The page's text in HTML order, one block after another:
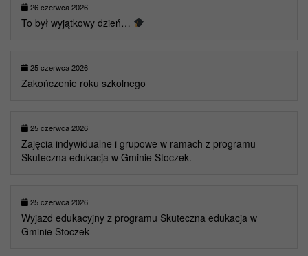
26 czerwca 2026
To był wyjątkowy dzień…
25 czerwca 2026
Zakończenie roku szkolnego
25 czerwca 2026
Zajęcia indywidualne i grupowe w ramach z programu
Skuteczna edukacja w Gminie Stoczek.
25 czerwca 2026
Wyjazd edukacyjny z programu Skuteczna edukacja w
Gminie Stoczek